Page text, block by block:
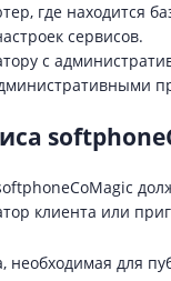
где находится
сервисов.
с
клиента или
необходимая для